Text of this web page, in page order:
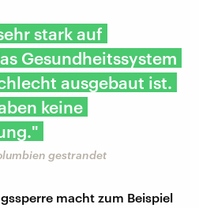
stark auf
Gesundheitssystem
ausgebaut ist.
keine
gestrandet
macht zum Beispiel